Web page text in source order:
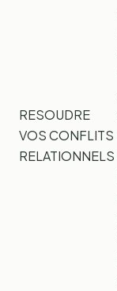
RESOUDRE
VOS CONFLITS
RELATIONNELS